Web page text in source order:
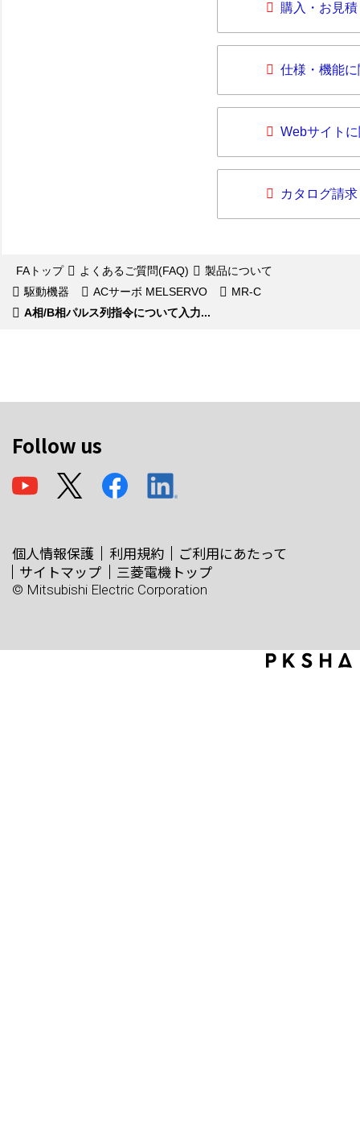
購入・お見
仕様・機能
Webサイト
カタログ請求
FAトップ よくあるご質問(FAQ)
製品について
駆動機器
ACサーボ MELSERVO
MR-C
A相/B相パルス列指令について入力...
Follow us
個人情報保護 利用規約
ご利用にあたって
サイトマップ
三菱電機トップ
© Mitsubishi Electric Corporation